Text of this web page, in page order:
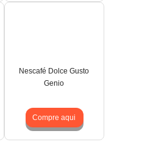
Nescafé Dolce Gusto
Genio
Compre aqui